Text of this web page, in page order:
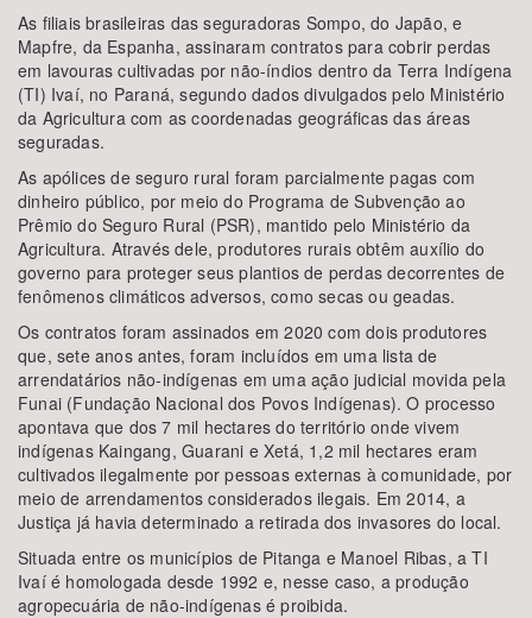
BUSCAR
As filiais brasileiras das seguradoras Sompo, do Japão, e
Mapfre, da Espanha, assinaram contratos para cobrir perdas
em lavouras cultivadas por não-índios dentro da Terra Indígena
(TI) Ivaí, no Paraná, segundo dados divulgados pelo Ministério
da Agricultura com as coordenadas geográficas das áreas
seguradas.
As apólices de seguro rural foram parcialmente pagas com
dinheiro público, por meio do Programa de Subvenção ao
Prêmio do Seguro Rural (PSR), mantido pelo Ministério da
Agricultura. Através dele, produtores rurais obtêm auxílio do
governo para proteger seus plantios de perdas decorrentes de
fenômenos climáticos adversos, como secas ou geadas.
Os contratos foram assinados em 2020 com dois produtores
que, sete anos antes, foram incluídos em uma lista de
arrendatários não-indígenas em uma ação judicial movida pela
Funai (Fundação Nacional dos Povos Indígenas). O processo
apontava que dos 7 mil hectares do território onde vivem
indígenas Kaingang, Guarani e Xetá, 1,2 mil hectares eram
cultivados ilegalmente por pessoas externas à comunidade, por
meio de arrendamentos considerados ilegais. Em 2014, a
Justiça já havia determinado a retirada dos invasores do local.
Situada entre os municípios de Pitanga e Manoel Ribas, a TI
Ivaí é homologada desde 1992 e, nesse caso, a produção
agropecuária de não-indígenas é proibida.